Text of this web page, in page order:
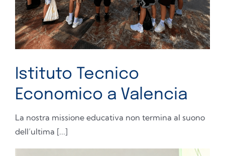
Istituto Tecnico
Economico a Valencia
La nostra missione educativa non termina al suono
dell’ultima [...]